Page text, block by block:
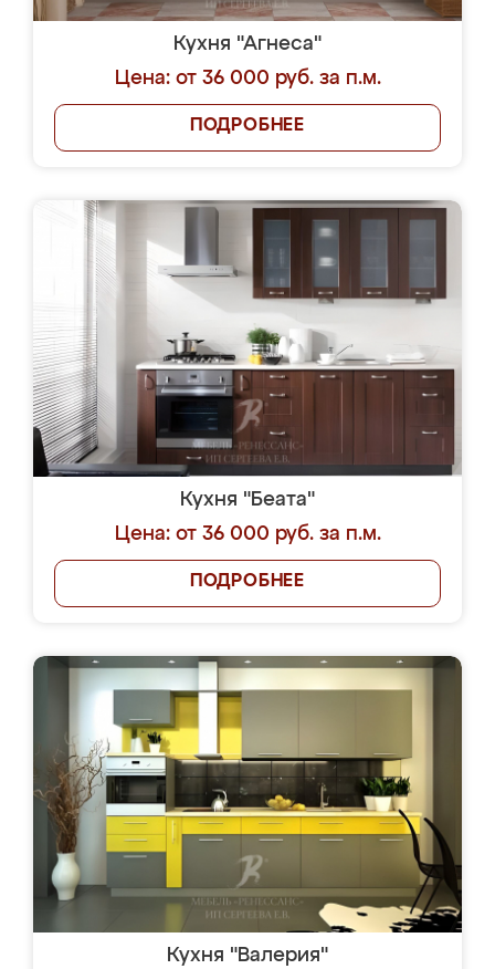
Кухня "Агнеса"
Цена: от 36 000 руб. за п.м.
ПОДРОБНЕЕ
Кухня "Беата"
Цена: от 36 000 руб. за п.м.
ПОДРОБНЕЕ
Кухня "Валерия"